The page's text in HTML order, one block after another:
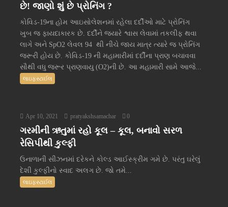
છે! જાણો શું છે પ્રોનિંગ ?
કોવિડ-19ના હોમ આઇસોલેશનમાં રહેલા દર્દીઓ માટે પ્રોનિંગ
ખુબ જ ફાયદાકારક છે. દર્દીને જ્યારે શ્વાસ લેવામાં તકલીફ થવા
લાગે અને SpO2 લેવલ 94 થી નીચે જાય માત્ર ત્યારે જ પ્રોનિંગ
જરૂરી હોય છે. કોવિડ-19 ની મહામારીમાં દર્દીના પ્રાણ બચાવવા
સૌથી વધુ જરૂર પ્રાણવાયુ (O2)ની છે. આ મહામારી સામે આજે...
લાઇફસ્ટાઈલ
Apr 10, 2021 pratyakshsamachar 0
ગરમીની ઋતુમાં રહો કૂલ – કૂલ, બનાવો સરળ
રેસિપીથી કુલ્ફી
ઉનાળાની સીઝનમાં દરેકને કોલ્ડ આઈસ્ક્રીમ ગમે છે. પરંતુ ઘરેલું
દેશી કુલ્ફીનો સ્વાદ અલગ છે. જો તમે...
લાઇફસ્ટાઈલ